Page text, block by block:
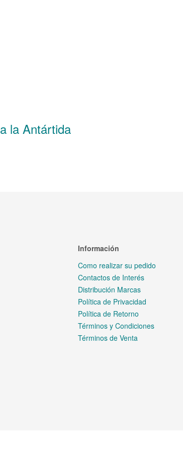
la Antártida
Información
Como realizar su pedido
Contactos de Interés
Distribución Marcas
Política de Privacidad
Política de Retorno
Términos y Condiciones
Términos de Venta